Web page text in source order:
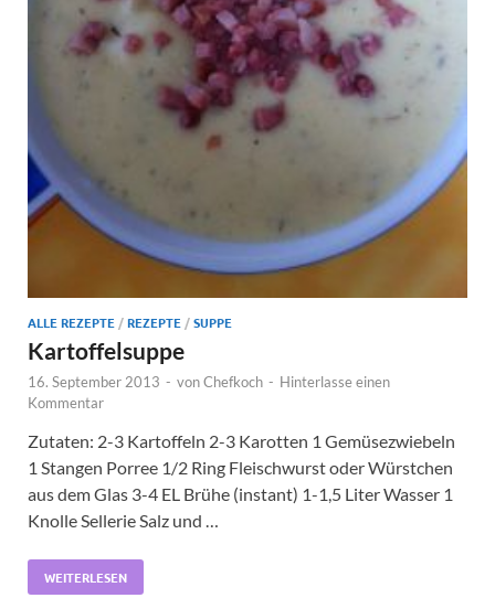
ALLE REZEPTE/REZEPTE/SUPPE
Kartoffelsuppe
16. September 2013 - vonChefkoch - Hinterlasse einen
Kommentar
Zutaten: 2-3 Kartoffeln 2-3 Karotten 1 Gemüsezwiebeln
1 Stangen Porree 1/2 Ring Fleischwurst oder Würstchen
aus dem Glas 3-4 EL Brühe (instant) 1-1,5 Liter Wasser 1
Knolle Sellerie Salz und …
WEITERLESEN